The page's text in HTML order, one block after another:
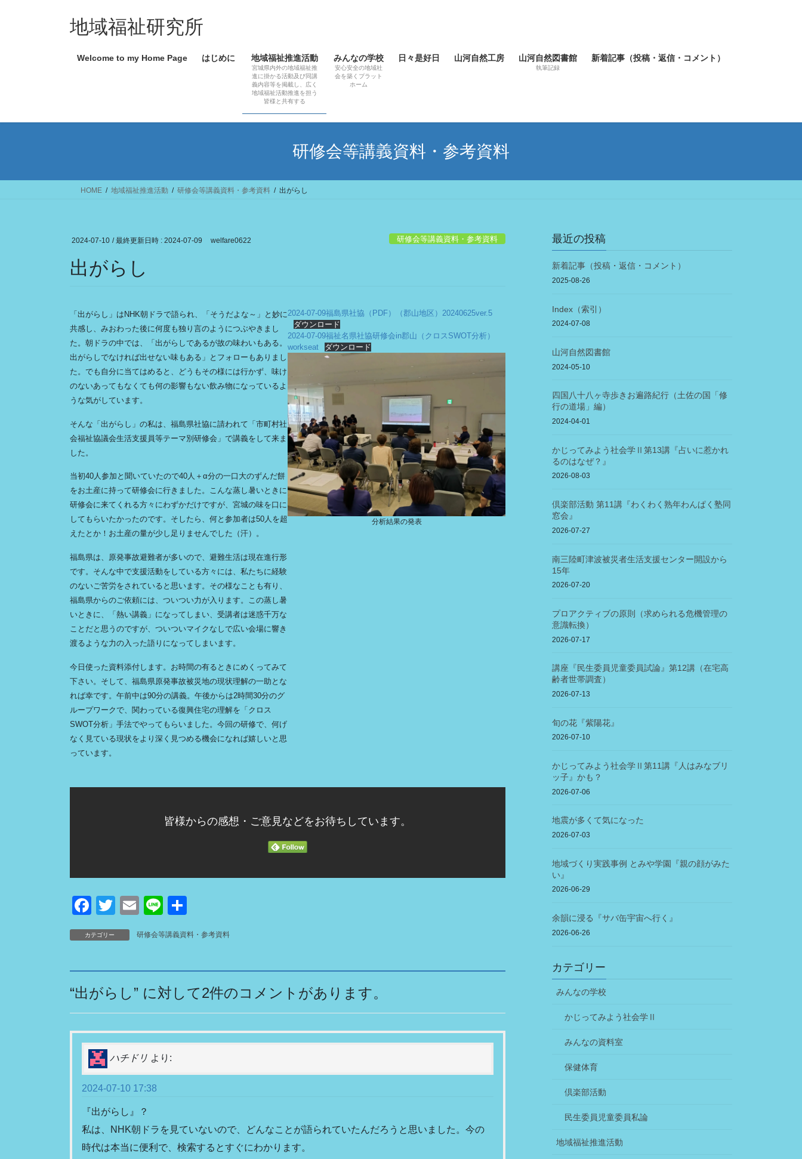
ッ
移
地域福祉研究所
Welcome to my Home Page はじめに 地域福祉推進活動
宮城県内外の地域福祉推
進に掛かる活動及び同講
義内容等を掲載し、広く
地域福祉活動推進を担う
皆様と共有する
みんなの学校
安心安全の地域社
会を築くプラット
ホーム
日々是好日 山河自然工房 山河自然図書館
執筆記録
新着記事（投稿・返信・コメント）
研修会等講義資料・参考資料
HOME 地域福祉推進活動 研修会等講義資料・参考資料 出がらし
2024-07-10 / 最終更新日時 : 2024-07-09 welfare0622 研修会等講義資料・参考資料
出がらし
「出がらし」はNHK朝ドラで語られ、「そうだよな～」と妙に
共感し、みおわった後に何度も独り言のようにつぶやきまし
た。朝ドラの中では、「出がらしであるが故の味わいもある。
出がらしでなければ出せない味もある」とフォローもありまし
た。でも自分に当てはめると、どうもその様には行かず、味け
のないあってもなくても何の影響もない飲み物になっているよ
うな気がしています。
そんな「出がらし」の私は、福島県社協に請われて「市町村社
会福祉協議会生活支援員等テーマ別研修会」で講義をして来ま
した。
当初40人参加と聞いていたので40人＋α分の一口大のずんだ餅
をお土産に持って研修会に行きました。こんな蒸し暑いときに
研修会に来てくれる方々にわずかだけですが、宮城の味を口に
してもらいたかったのです。そしたら、何と参加者は50人を超
えたとか！お土産の量が少し足りませんでした（汗）。
福島県は、原発事故避難者が多いので、避難生活は現在進行形
です。そんな中で支援活動をしている方々には、私たちに経験
のないご苦労をされていると思います。その様なことも有り、
福島県からのご依頼には、ついつい力が入ります。この蒸し暑
いときに、「熱い講義」になってしまい、受講者は迷惑千万な
ことだと思うのですが、ついついマイクなしで広い会場に響き
渡るような力の入った語りになってしまいます。
今日使った資料添付します。お時間の有るときにめくってみて
下さい。そして、福島県原発事故被災地の現状理解の一助とな
れば幸です。午前中は90分の講義。午後からは2時間30分のグ
ループワークで、関わっている復興住宅の理解を「クロス
SWOT分析」手法でやってもらいました。今回の研修で、何げ
なく見ている現状をより深く見つめる機会になれば嬉しいと思
っています。
2024-07-09福島県社協（PDF）（郡山地区）20240625ver.5
ダウンロード
2024-07-09福祉名県社協研修会in郡山（クロスSWOT分析）
workseat
ダウンロード
分析結果の発表
皆様からの感想・ご意見などをお待ちしています。
F
a
c
b
o
o
k
T
wi
tt
E
ail
Li
e
カテゴリー 研修会等講義資料・参考資料
“出がらし ” に対して2件のコメントがあります。
ハチドリ より:
2024-07-10 17:38
『出がらし』？
私は、NHK朝ドラを見ていないので、どんなことが語られていたんだろうと思いました。今の
時代は本当に便利で、検索するとすぐにわかります。
最近の投稿
新着記事（投稿・返信・コメント）
2025-08-26
Index（索引）
2024-07-08
山河自然図書館
2024-05-10
四国八十八ヶ寺歩きお遍路紀行（土佐の国「修
行の道場」編）
2024-04-01
かじってみよう社会学Ⅱ第13講『占いに惹かれ
るのはなぜ？』
2026-08-03
倶楽部活動 第11講『わくわく熟年わんぱく塾同
窓会』
2026-07-27
南三陸町津波被災者生活支援センター開設から
15年
2026-07-20
プロアクティブの原則（求められる危機管理の
意識転換）
2026-07-17
講座『民生委員児童委員試論』第12講（在宅高
齢者世帯調査）
2026-07-13
旬の花『紫陽花』
2026-07-10
かじってみよう社会学Ⅱ第11講『人はみなブリ
ッ子』かも？
2026-07-06
地震が多くて気になった
2026-07-03
地域づくり実践事例 とみや学園『親の顔がみた
い』
2026-06-29
余韻に浸る『サバ缶宇宙へ行く』
2026-06-26
カテゴリー
みんなの学校
かじってみよう社会学Ⅱ
みんなの資料室
保健体育
倶楽部活動
民生委員児童委員私論
地域福祉推進活動